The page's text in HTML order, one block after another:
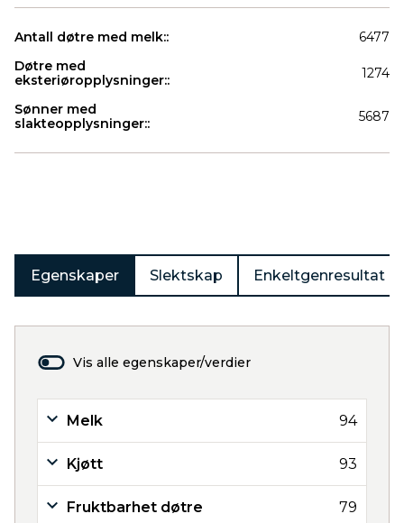
Antall døtre med melk::
6477
Døtre med
eksteriøropplysninger::
1274
Sønner med
slakteopplysninger::
5687
Egenskaper Slektskap Enkeltgenresultat
Vis alle egenskaper/verdier
Melk 94
Kjøtt 93
Fruktbarhet døtre 79